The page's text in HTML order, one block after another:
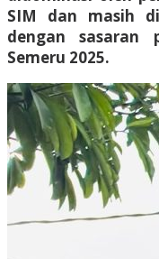
SIM dan masih
dengan sasaran
Semeru 2025.